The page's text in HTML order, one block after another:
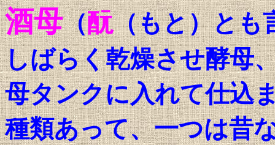
酒母（酛（もと）とも
しばらく乾燥させ酵母
母タンクに入れて仕込
種類あって、一つは昔